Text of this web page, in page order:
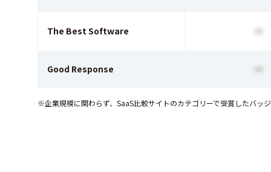
The Best Software ー
Good Response ー
※企業規模に関わらず、SaaS比較サイトのカテゴリーで受賞したバッ